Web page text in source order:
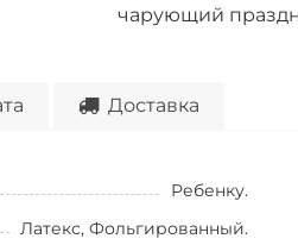
чарующий
Доставка
Ребенку.
Латекс, Фольгированный.